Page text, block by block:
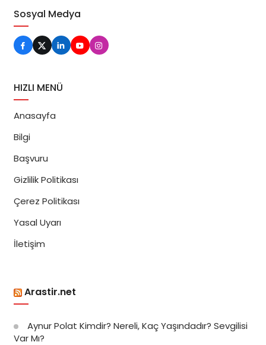
Sosyal Medya
HIZLI MENÜ
Anasayfa
Bilgi
Başvuru
Gizlilik Politikası
Çerez Politikası
Yasal Uyarı
İletişim
Arastir.net
Aynur Polat Kimdir? Nereli, Kaç Yaşındadır? Sevgilisi
Var Mı?